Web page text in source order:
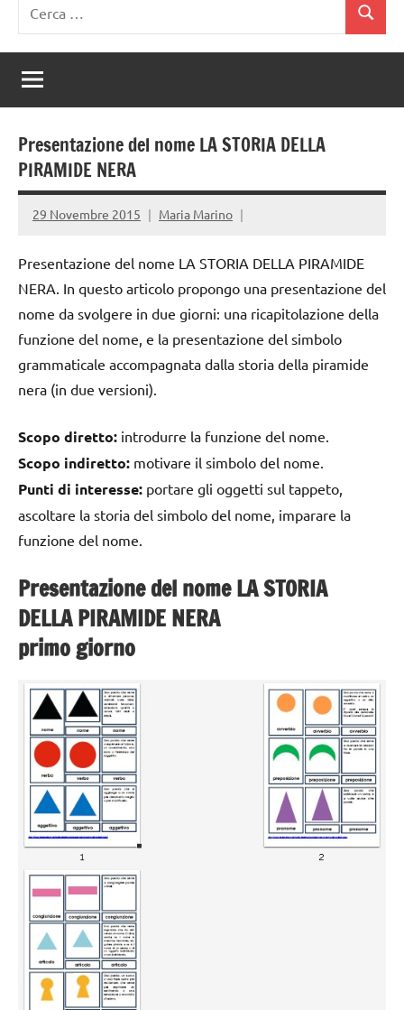
per:
Cerca
Presentazione del nome LA STORIA DELLA
PIRAMIDE NERA
29 Novembre 2015 Maria Marino
Presentazione del nome LA STORIA DELLA PIRAMIDE
NERA. In questo articolo propongo una presentazione del
nome da svolgere in due giorni: una ricapitolazione della
funzione del nome, e la presentazione del simbolo
grammaticale accompagnata dalla storia della piramide
nera (in due versioni).
Scopo diretto: introdurre la funzione del nome.
Scopo indiretto: motivare il simbolo del nome.
Punti di interesse: portare gli oggetti sul tappeto,
ascoltare la storia del simbolo del nome, imparare la
funzione del nome.
Presentazione del nome LA STORIA
DELLA PIRAMIDE NERA
primo giorno